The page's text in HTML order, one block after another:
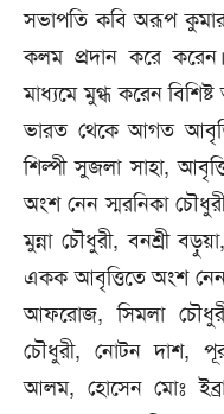
সভাপতি কবি অরূপ কুমার
কলম প্রদান করে
মাধ্যমে মুগ্ধ করেন
ভারত থেকে আগত
শিল্পী সুজলা সাহা,
অংশ নেন স্মরনিকা
মুন্না চৌধুরী, বনশ্রী
একক আবৃত্তিতে অংশ
আফরোজ, সিমলা
চৌধুরী, নোটন দাশ,
আলম, হোসেন মোঃ